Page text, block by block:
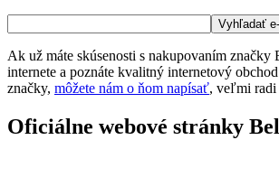
Ak už máte skúsenosti s nakupovaním značky
internete a poznáte kvalitný internetový
značky, môžete nám o ňom napísať, veľmi radi
Oficiálne webové stránky